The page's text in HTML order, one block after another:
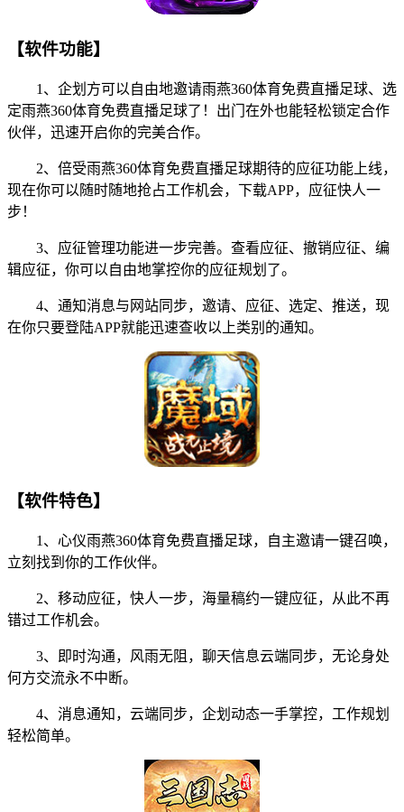
【软件功能】
1、企划方可以自由地邀请雨燕360体育免费直播足球、选
定雨燕360体育免费直播足球了！出门在外也能轻松锁定合作
伙伴，迅速开启你的完美合作。
2、倍受雨燕360体育免费直播足球期待的应征功能上线，
现在你可以随时随地抢占工作机会，下载APP，应征快人一
步！
3、应征管理功能进一步完善。查看应征、撤销应征、编
辑应征，你可以自由地掌控你的应征规划了。
4、通知消息与网站同步，邀请、应征、选定、推送，现
在你只要登陆APP就能迅速查收以上类别的通知。
【软件特色】
1、心仪雨燕360体育免费直播足球，自主邀请一键召唤，
立刻找到你的工作伙伴。
2、移动应征，快人一步，海量稿约一键应征，从此不再
错过工作机会。
3、即时沟通，风雨无阻，聊天信息云端同步，无论身处
何方交流永不中断。
4、消息通知，云端同步，企划动态一手掌控，工作规划
轻松简单。